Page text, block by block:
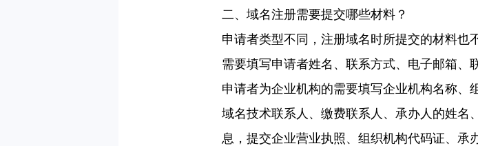
二、域名注册需要提交哪些材料？
申请者类型不同，注册域名时所提交的材料也
需要填写申请者姓名、联系方式、电子邮箱、
申请者为企业机构的需要填写企业机构名称、
域名技术联系人、缴费联系人、承办人的姓名
息，提交企业营业执照、组织机构代码证、承